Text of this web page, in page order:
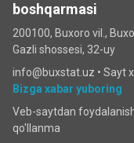
boshqarmasi
200100, Buxoro vil.,
Gazli shossesi, 32-uy
info@buxstat.uz • Sayt
Bizga xabar yuboring
Veb-saytdan
qo'llanma